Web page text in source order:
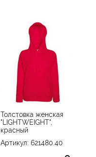
Толстовка женская
"LIGHTWEIGHT",
красный
Артикул: 621480.40